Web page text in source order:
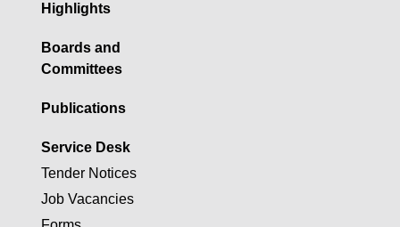
Highlights
Boards and
Committees
Publications
Service Desk
Tender Notices
Job Vacancies